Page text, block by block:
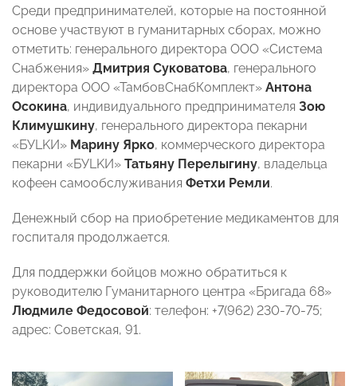
Среди предпринимателей, которые на постоянной
основе участвуют в гуманитарных сборах, можно
отметить: генерального директора ООО «Система
Снабжения» Дмитрия Суковатова, генерального
директора ООО «ТамбовСнабКомплект» Антона
Осокина, индивидуального предпринимателя Зою
Климушкину, генерального директора пекарни
«БУLKИ» Марину Ярко, коммерческого директора
пекарни «БУLKИ» Татьяну Перелыгину, владельца
кофеен самообслуживания Фетхи Ремли.
Денежный сбор на приобретение медикаментов для
госпиталя продолжается.
Для поддержки бойцов можно обратиться к
руководителю Гуманитарного центра «Бригада 68»
Людмиле Федосовой: телефон: +7(962) 230-70-75;
адрес: Советская, 91.